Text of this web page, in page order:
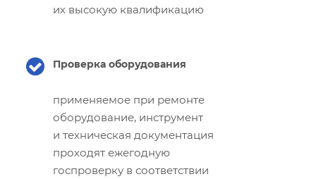
их высокую квалификацию
Проверка оборудования
применяемое при ремонте
оборудование, инструмент
и техническая документация
проходят ежегодную
госпроверку в соответствии